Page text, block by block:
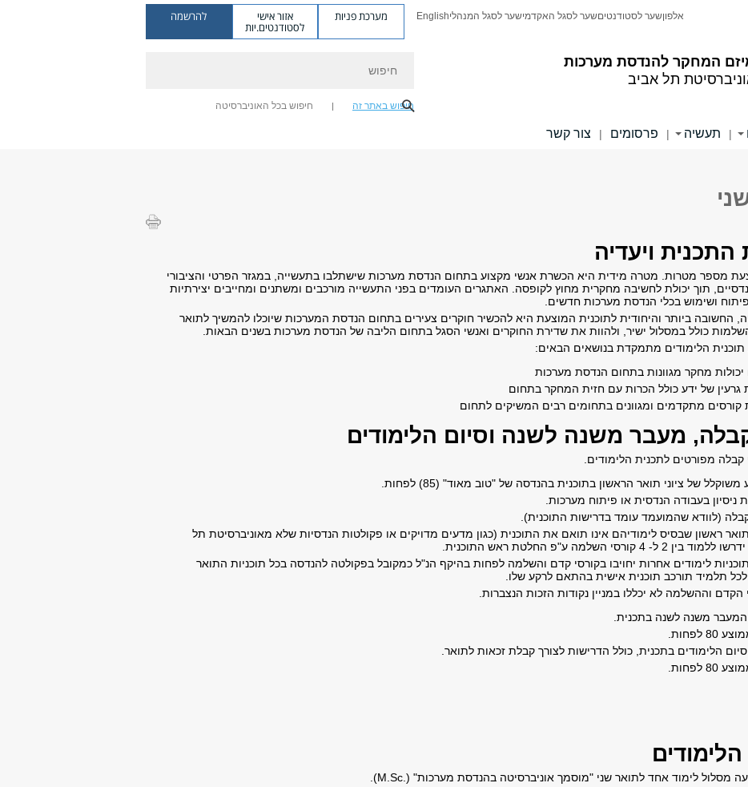
המחקר להנדסת מערכות
תל אביב
אלפוןשער לסטודנטיםשער לסגל האקדמישער לסגל המנהליEnglish מערכת פניות אזור אישי
לסטודנטים.יות
להרשמה
חיפוש באתר זה חיפוש בכל האוניברסיטה
| תעשיה | פרסומים | צור קשר
ויעדיה
מספר מטרות. מטרה מידית היא הכשרת אנשי מקצוע בתחום הנדסת מערכות שישתלבו בתעשייה, במגזר הפרטי והציבורי
תוך יכולת לחשיבה מחקרית מחוץ לקופסה. האתגרים העומדים בפני התעשייה מורכבים ומשתנים ומחייבים יצירתיות
פיתוח ושימוש בכלי הנדסת מערכות חדשים.
החשובה ביותר והיחודית לתוכנית המוצעת היא להכשיר חוקרים צעירים בתחום הנדסת המערכות שיוכלו להמשיך לתואר
כולל במסלול ישיר, ולהוות את שדירת החוקרים ואנשי הסגל בתחום הליבה של הנדסת מערכות בשנים הבאות.
הלימודים מתמקדת בנושאים הבאים:
יכולות מחקר מגוונות בתחום הנדסת מערכות
גרעין של ידע כולל הכרות עם חזית המחקר בתחום
קורסים מתקדמים ומגוונים בתחומים רבים המשיקים לתחום
מעבר משנה לשנה וסיום הלימודים
מפורטים לתכנית הלימודים
של ציוני תואר הראשון בתוכנית בהנדסה של "טוב מאוד" (85) לפחות
ניסיון בעבודה הנדסית או פיתוח מערכות
קבלה (לוודא שהמועמד עומד בדרישות התוכנית)
תואר ראשון שבסיס לימודיהם אינו תואם את התוכנית (כגון מדעים מדויקים או פקולטות הנדסיות שלא מאוניברסיטת תל
בין 2 ל- 4 קורסי השלמה ע"פ החלטת ראש התוכנית
תוכניות לימודים אחרות יחויבו בקורסי קדם והשלמה לפחות בהיקף הנ"ל כמקובל בפקולטה להנדסה בכל תוכניות התואר
לכל תלמיד תורכב תוכנית אישית בהתאם לרקע שלו
הקדם וההשלמה לא יכללו במניין נקודות הזכות הנצברות
המעבר משנה לשנה בתכנית
לפחות
הלימודים בתכנית, כולל הדרישות לצורך קבלת זכאות לתואר
מסלול לימוד אחד לתואר שני "מוסמך אוניברסיטה בהנדסת מערכות" (M.Sc.)